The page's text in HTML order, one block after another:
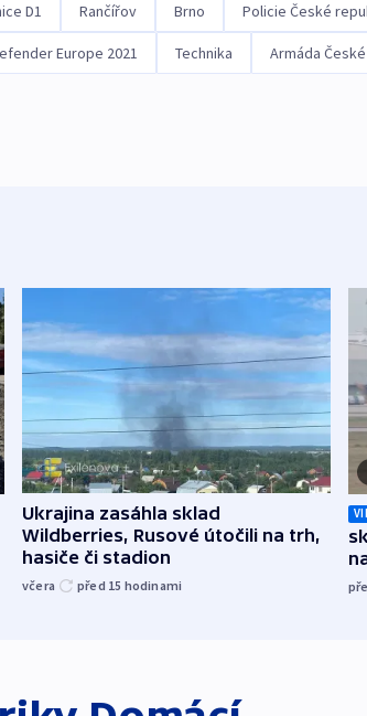
D1 Rančířov Brno Policie České
Europe 2021 Technika Armáda
Ukrajina zasáhla sklad
Wildberries, Rusové útočili na trh,
hasiče či stadion
včera před 15 hodinami